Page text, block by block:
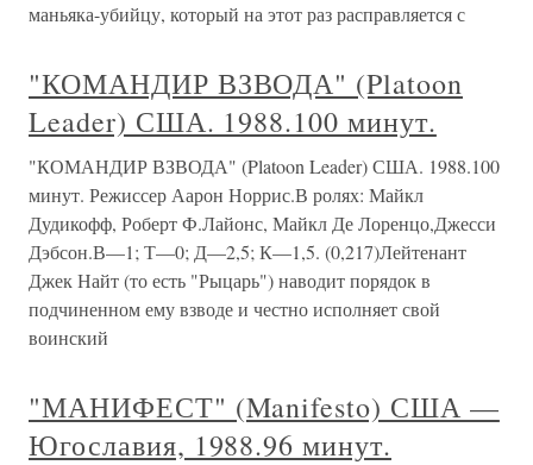
маньяка-убийцу, который на этот раз расправляется с
"КОМАНДИР ВЗВОДА" (Platoon
Leader) США. 1988.100 минут.
"КОМАНДИР ВЗВОДА" (Platoon Leader) США. 1988.100
минут. Режиссер Аарон Норрис.В ролях: Майкл
Дудикофф, Роберт Ф.Лайонс, Майкл Де Лоренцо,Джесси
Дэбсон.В—1; Т—0; Д—2,5; К—1,5. (0,217)Лейтенант
Джек Найт (то есть "Рыцарь") наводит порядок в
подчиненном ему взводе и честно исполняет свой
воинский
"МАНИФЕСТ" (Manifesto) США —
Югославия, 1988.96 минут.